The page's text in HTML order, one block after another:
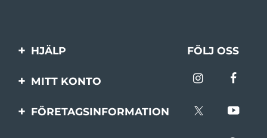
HJÄLP
Kontakta oss
FÖLJ OSS
MITT KONTO
Produktregistrering
FÖRETAGSINFORMATION